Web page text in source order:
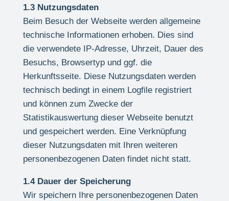
1.3 Nutzungsdaten
Beim Besuch der Webseite werden allgemeine
technische Informationen erhoben. Dies sind
die verwendete IP-Adresse, Uhrzeit, Dauer des
Besuchs, Browsertyp und ggf. die
Herkunftsseite. Diese Nutzungsdaten werden
technisch bedingt in einem Logfile registriert
und können zum Zwecke der
Statistikauswertung dieser Webseite benutzt
und gespeichert werden. Eine Verknüpfung
dieser Nutzungsdaten mit Ihren weiteren
personenbezogenen Daten findet nicht statt.
1.4 Dauer der Speicherung
Wir speichern Ihre personenbezogenen Daten